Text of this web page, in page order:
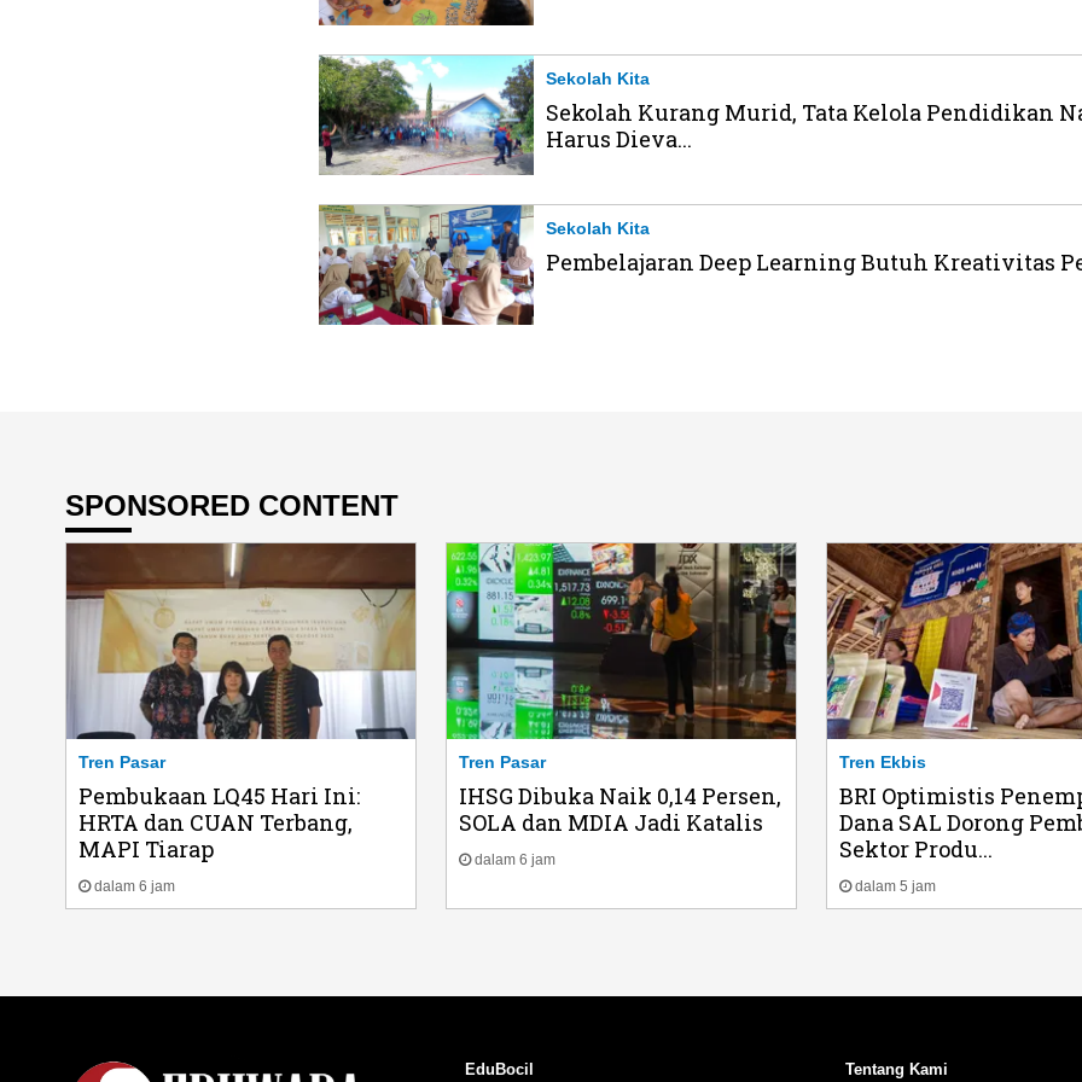
Sekolah Kita
Sekolah Kurang Murid, Tata Kelola Pendidikan
Harus Dieva...
Sekolah Kita
Pembelajaran Deep Learning Butuh Kreativitas
SPONSORED CONTENT
Tren Pasar
Pembukaan LQ45 Hari Ini:
HRTA dan CUAN Terbang,
MAPI Tiarap
dalam 6 jam
Tren Pasar
IHSG Dibuka Naik 0,14 Persen,
SOLA dan MDIA Jadi Katalis
dalam 6 jam
Tren Ekbis
BRI Optimistis
Dana SAL Dorong
Sektor Produ...
dalam 5 jam
EduBocil Tentang Kami